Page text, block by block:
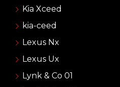
Kia Xceed
kia-ceed
Lexus Nx
Lexus Ux
Lynk & Co 01